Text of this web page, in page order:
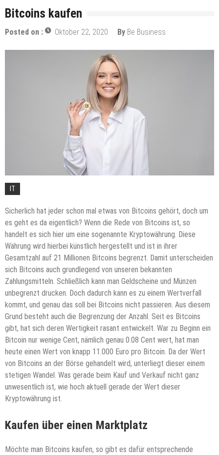
den Anfang
Schwerlastregale: Ein Muss für viele Unternehmen
Welches Glas für mein Rolltor?
Effizienzsteigerung durch Hubtische
Alles im Blick: Tipps, wie Sie Ihr Lager in Ordnung
Was verdient man als Reinigungskraft?
Perfekte Ausstattung für die Gastronomie: So
gelingt der professionelle Auftritt
Bitcoins kaufen
Posted on : Oktober 22, 2020 By Be Business
IT
Sicherlich hat jeder schon mal etwas von Bitcoins gehört, doch um
es geht es da eigentlich? Wenn die Rede von Bitcoins ist, so
handelt es sich hier um eine sogenannte Kryptowährung. Diese
Währung wird hierbei künstlich hergestellt und ist in ihrer
Gesamtzahl auf 21 Millionen Bitcoins begrenzt. Damit unterscheiden
sich Bitcoins auch grundlegend von unseren bekannten
Zahlungsmitteln. Schließlich kann man Geldscheine und Münzen
unbegrenzt drucken. Doch dadurch kann es zu einem Wertverfall
kommt, und genau das soll bei Bitcoins nicht passieren. Aus diesem
Grund besteht auch die Begrenzung der Anzahl. Seit es Bitcoins
gibt, hat sich deren Wertigkeit rasant entwickelt. War zu Beginn ein
Bitcoin nur wenige Cent, nämlich genau 0.08 Cent wert, hat man
heute einen Wert von knapp 11.000 Euro pro Bitcoin. Da der Wert
von Bitcoins an der Börse gehandelt wird, unterliegt dieser einem
stetigen Wandel. Was gerade beim Kauf und Verkauf nicht ganz
unwesentlich ist, wie hoch aktuell gerade der Wert dieser
Kryptowährung ist.
Kaufen über einen Marktplatz
Möchte man Bitcoins kaufen, so gibt es dafür entsprechende